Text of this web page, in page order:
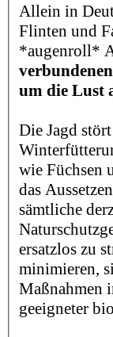
Allein in
Flinten und
*augenroll*
um die Lust
Die Jagd
wie Füchsen
das
sämtliche
ersatzlos zu
minimieren,
Maßnahmen
geeigneter